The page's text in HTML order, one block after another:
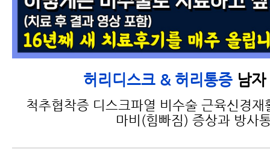
허리디스크 수술 신중히
결정해야 하는 이유
허리디스크 & 허리통증 남
척추협착증 디스크파열 비수술 근육신경
마비(힘빠짐) 증상과 방사